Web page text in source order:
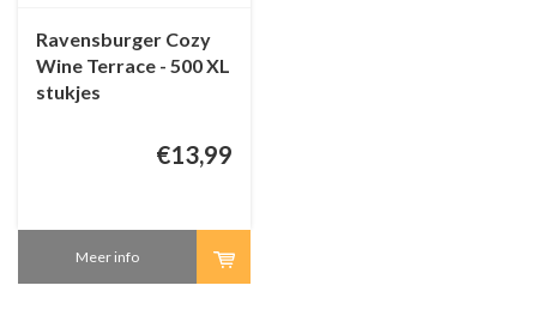
Ravensburger Cozy
Wine Terrace - 500 XL
stukjes
€13,99
Meer info